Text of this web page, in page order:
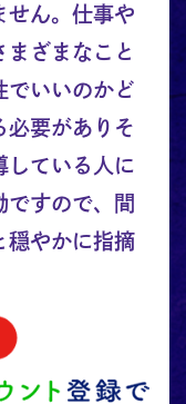
せん。仕事や
ざまなこと
でいいのかど
必要がありそ
している人に
ですので、間
穏やかに指摘